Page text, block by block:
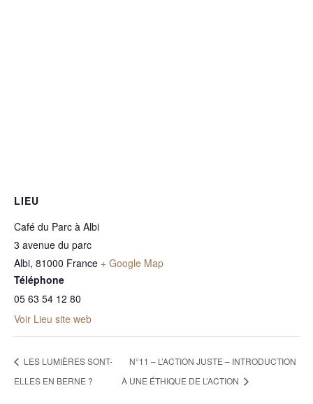
LIEU
Café du Parc à Albi
3 avenue du parc
Albi, 81000 France + Google Map
Téléphone
05 63 54 12 80
Voir Lieu site web
LES LUMIÈRES SONT-
ELLES EN BERNE ?
N°11 – L’ACTION JUSTE – INTRODUCTION
À UNE ÉTHIQUE DE L’ACTION